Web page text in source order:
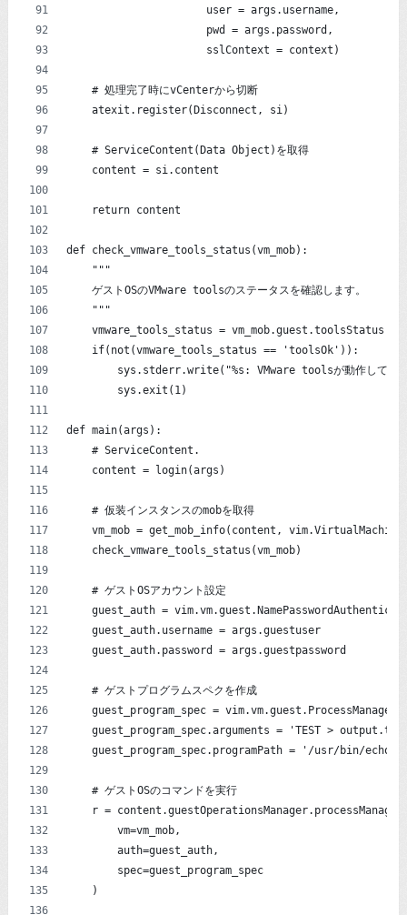
                      user = args.username,
                      pwd = args.password,
                      sslContext = context)
    # 処理完了時にvCenterから切断
    atexit.register(Disconnect, si)
    # ServiceContent(Data Object)を取得
    content = si.content
    return content
def check_vmware_tools_status(vm_mob):
    """
    ゲストOSのVMware toolsのステータスを確認します。
    """
    vmware_tools_status = vm_mob.guest.toolsStatus
    if(not(vmware_tools_status == 'toolsOk')):
sys.stderr.write("%s: VMware toolsが動作してい
        sys.exit(1)
def main(args):
    # ServiceContent.
    content = login(args)
    # 仮装インスタンスのmobを取得
vm_mob = get_mob_info(content,
    check_vmware_tools_status(vm_mob)
    # ゲストOSアカウント設定
guest_auth =
    guest_auth.username = args.guestuser
    guest_auth.password = args.guestpassword
    # ゲストプログラムスペクを作成
guest_program_spec =
guest_program_spec.arguments = 'TEST >
    guest_program_spec.programPath = '/usr/bin/echo'
    # ゲストOSのコマンドを実行
r =
        vm=vm_mob,
        auth=guest_auth,
        spec=guest_program_spec
    )